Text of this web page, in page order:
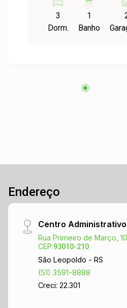
estar e jantar integradas,
espaço aconchegante para
familiares. A cozinha é prática e funcional, além
andar superior, são 3
3
Dorm.
1
Banho
Endereço
Centro Administrativo
Rua Primeiro de Março,
CEP:93010-210
São Leopoldo - RS
(51) 3591-8888
Creci: 22.301